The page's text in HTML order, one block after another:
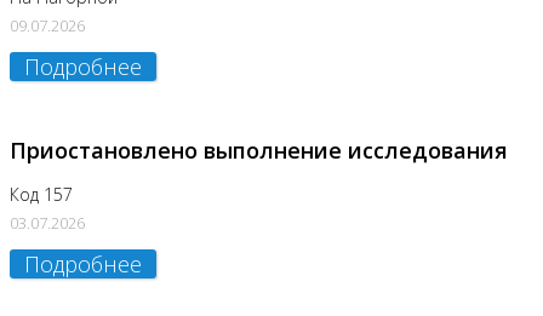
09.07.2026
Подробнее
Приостановлено выполнение исследования
Код 157
03.07.2026
Подробнее